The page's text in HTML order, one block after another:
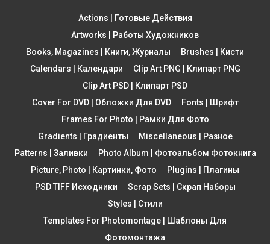
Actions | Готовые Действия
Artworks | Работы Художников
Books, Magazines | Книги, Журналы
Brushes | Кисти
Calendars | Календари
Clip Art PNG | Клипарт PNG
Clip Art PSD | Клипарт PSD
Cover For DVD | Обложки Для DVD
Fonts | Шрифт
Frames For Photo | Рамки Для Фото
Gradients | Градиенты
Miscellaneous | Разное
Patterns | Заливки
Photo Album | Фотоальбом Фотокнига
Picture, Photo | Картинки, Фото
Plugins | Плагины
PSD TIFF Исходники
Scrap Sets | Скрап Наборы
Styles | Стили
Templates For Photomontage | Шаблоны Для
Фотомонтажа